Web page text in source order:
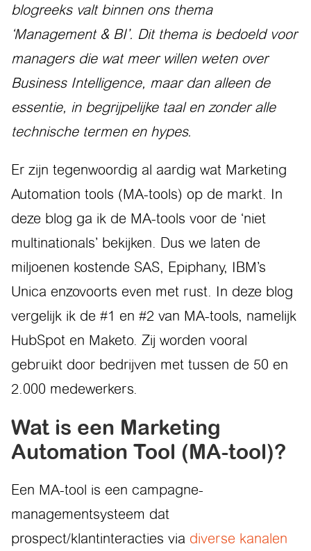
blogreeks valt binnen ons thema
‘Management & BI’. Dit thema is bedoeld voor
managers die wat meer willen weten over
Business Intelligence, maar dan alleen de
essentie, in begrijpelijke taal en zonder alle
technische termen en hypes.
Er zijn tegenwoordig al aardig wat Marketing
Automation tools (MA-tools) op de markt. In
deze blog ga ik de MA-tools voor de ‘niet
multinationals’ bekijken. Dus we laten de
miljoenen kostende SAS, Epiphany, IBM’s
Unica enzovoorts even met rust. In deze blog
vergelijk ik de #1 en #2 van MA-tools, namelijk
HubSpot en Maketo. Zij worden vooral
gebruikt door bedrijven met tussen de 50 en
2.000 medewerkers.
Wat is een Marketing
Automation Tool (MA-tool)?
Een MA-tool is een campagne-
managementsysteem dat
prospect/klantinteracties via diverse kanalen